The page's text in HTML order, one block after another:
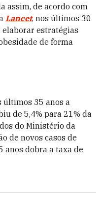
assim, de acordo com
Lancet, nos últimos 30
elaborar estratégias
de forma
últimos 35 anos a
de 5,4% para 21% da
do Ministério da
de novos casos de
anos dobra a taxa de